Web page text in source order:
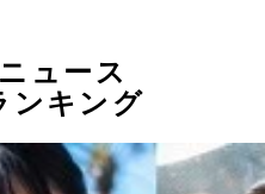
ュース
ンキング